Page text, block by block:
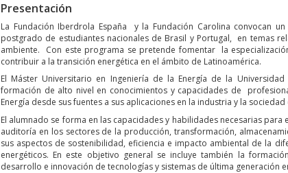
Presentación
La Fundación Iberdrola España y la Fundación Carolina convocan
postgrado de estudiantes nacionales de Brasil y Portugal, en temas
ambiente. Con este programa se pretende fomentar la
contribuir a la transición energética en el ámbito de Latinoamérica.
El Máster Universitario en Ingeniería de la Energía de la
formación de alto nivel en conocimientos y capacidades de
Energía desde sus fuentes a sus aplicaciones en la industria y la sociedad
El alumnado se forma en las capacidades y habilidades necesarias
auditoría en los sectores de la producción, transformación,
sus aspectos de sostenibilidad, eficiencia e impacto ambiental de la
energéticos. En este objetivo general se incluye también la
desarrollo e innovación de tecnologías y sistemas de última generación